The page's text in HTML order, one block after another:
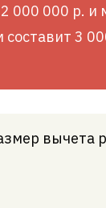
000 000 р.
3
вычета